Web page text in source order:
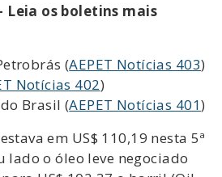
Leia os boletins mais
(AEPET Notícias 403)
Notícias 402)
Brasil (AEPET Notícias 401)
em US$ 110,19 nesta 5ª
lado o óleo leve negociado